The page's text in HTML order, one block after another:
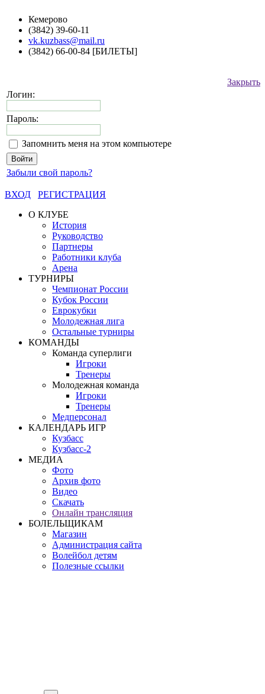
Кемерово
(3842) 39-60-11
vk.kuzbass@mail.ru
(3842) 66-00-84 [БИЛЕТЫ]
Закрыть
Логин:
Пароль:
Запомнить меня на этом компьютере
Забыли свой пароль?
ВХОД
РЕГИСТРАЦИЯ
О КЛУБЕ
История
Руководство
Партнеры
Работники клуба
Арена
ТУРНИРЫ
Чемпионат России
Кубок России
Еврокубки
Молодежная лига
Остальные турниры
КОМАНДЫ
Команда суперлиги
Игроки
Тренеры
Молодежная команда
Игроки
Тренеры
Медперсонал
КАЛЕНДАРЬ ИГР
Кузбасс
Кузбасс-2
МЕДИА
Фото
Архив фото
Видео
Скачать
Онлайн трансляция
БОЛЕЛЬЩИКАМ
Магазин
Администрация сайта
Волейбол детям
Полезные ссылки